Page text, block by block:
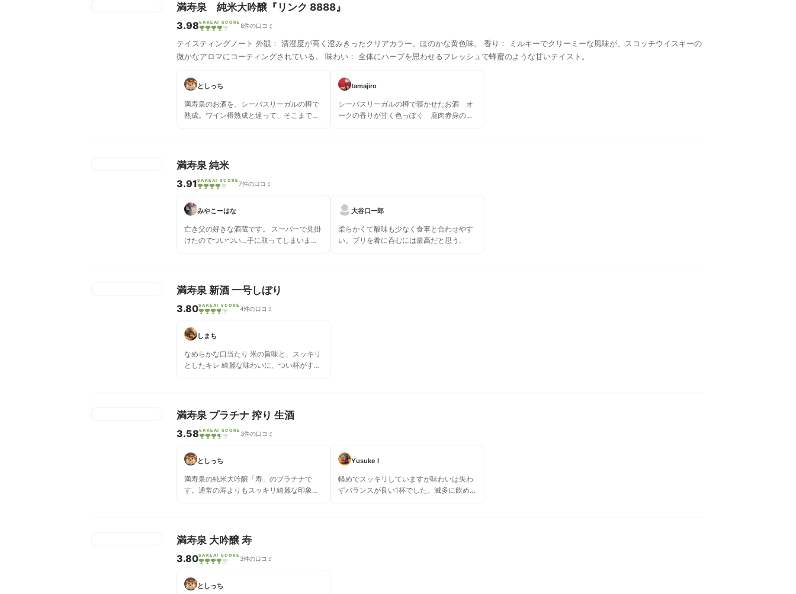
満寿泉 純米大吟醸『リンク 8888』
3.98SAKEAI SCORE 8件の口コミ
テイスティングノート 外観： 清澄度が高く澄みきったクリアカラー。ほのかな黄色味。 香り： ミルキーでクリーミーな風味が、スコッチウイスキーの
微かなアロマにコーティングされている。 味わい： 全体にハーブを思わせるフレッシュで蜂蜜のような甘いテイスト。
としっち
満寿泉のお酒を、シーバスリーガルの樽で
熟成。ワイン樽熟成と違って、そこまでウ
tamajiro
シーバスリーガルの樽で寝かせたお酒 オ
ークの香りが甘く色っぽく 鹿肉赤身の旨
満寿泉 純米
3.91SAKEAI SCORE 7件の口コミ
みやこーはな
亡き父の好きな酒蔵です。 スーパーで見掛
けたのでついつい…手に取ってしまいまし
大谷口一郎
柔らかくて酸味も少なく食事と合わせやす
い。ブリを肴に呑むには最高だと思う。
満寿泉 新酒 一号しぼり
3.80SAKEAI SCORE 4件の口コミ
しまち
なめらかな口当たり 米の旨味と、スッキリ
としたキレ 綺麗な味わいに、つい杯がすす
満寿泉 プラチナ 搾り 生酒
3.58SAKEAI SCORE 3件の口コミ
としっち
満寿泉の純米大吟醸「寿」のプラチナで
す。通常の寿よりもスッキリ綺麗な印象が
Yusuke I
軽めでスッキリしていますが味わいは失わ
ずバランスが良い1杯でした。滅多に飲めな
満寿泉 大吟醸 寿
3.80SAKEAI SCORE 3件の口コミ
としっち